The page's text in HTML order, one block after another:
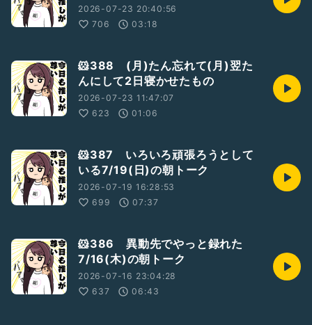
2026-07-23 20:40:56
706
03:18
🐹388 (月)たん忘れて(月)翌た
んにして2日寝かせたもの
2026-07-23 11:47:07
623
01:06
🐹387 いろいろ頑張ろうとして
いる7/19(日)の朝トーク
2026-07-19 16:28:53
699
07:37
🐹386 異動先でやっと録れた
7/16(木)の朝トーク
2026-07-16 23:04:28
637
06:43